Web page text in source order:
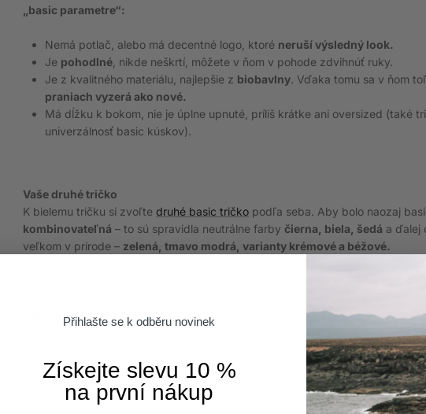
„basic parametre“:
Nemá potlač, alebo má decentné logo, ktoré neruší výsledný look.
Je pohodlné , nikde neškrtí, môžete v ňom v pohode zdvihnúť ruky.
Je z kvalitného materiálu, najlepšie z biobavlny. Vďaka tomu sa v ňom
praniach vyzerá ako nové.
Má dĺžku k bokom, nie je úplne upnuté, príliš krátke ani oversized (také
univerzálnosť basic kúskov).
Vaše druhé tričko
K bielemu tričku si zvoľte druhé basic tričko podľa seba. Aby bolo naozaj
kombinovateľná – to sú spravidla neutrálne farby čierna, biela, šedá a ďalej
veľkom v prírode – zelená, tmavo modrá, varianty krémové a béžové.
Čím viac sa budete blížiť
a dlhšie tričko znosíte.
Akonáhle nájdete to pravé, držte sa ho
BASIC TIP NA ZÁVER:Keď objavíte tričko, ktoré vám na 100% vyhovuje, nie
Přihlašte se k odběru novinek
Získejte slevu 10 %
na první nákup